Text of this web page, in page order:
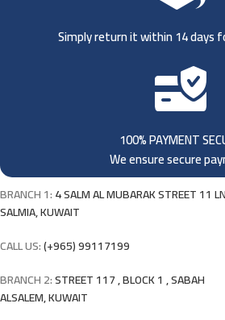
Simply return it within 14 days
100% PAYMENT
We ensure secure
BRANCH 1:4 SALM AL MUBARAK STREET 11
SALMIA, KUWAIT
CALL US:(+965) 99117199
BRANCH 2:STREET 117 , BLOCK 1 , SABAH
ALSALEM, KUWAIT